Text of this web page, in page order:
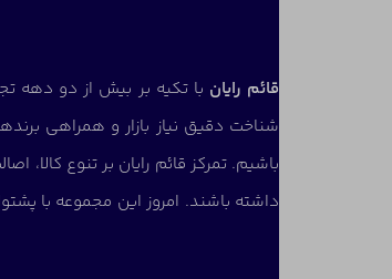
قائم رایان با تکیه بر بیش از دو دهه
شناخت دقیق نیاز بازار و همراهی
باشیم. تمرکز قائم رایان بر تنوع
داشته باشند. امروز این مجموعه با